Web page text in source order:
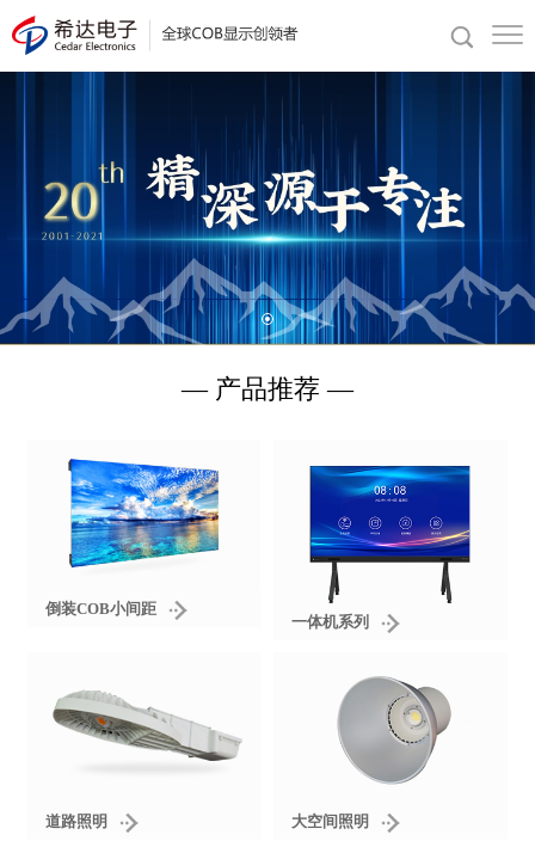
— 产品推荐 —
倒装COB小间距
一体机系列
道路照明 大空间照明